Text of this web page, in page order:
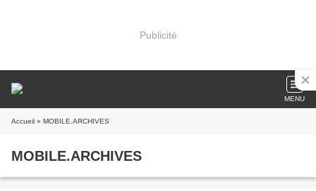
Publicité
MENU
Accueil » MOBILE.ARCHIVES
MOBILE.ARCHIVES